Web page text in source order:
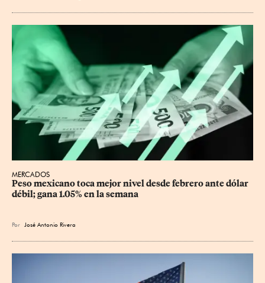
MERCADOS
Peso mexicano toca mejor nivel desde febrero ante dólar
débil; gana 1.05% en la semana
Por José Antonio Rivera